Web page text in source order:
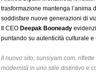
trasformazione mantenga l’anima
soddisfare nuove generazioni di
Il CEO Deepak Booneady
puntando su autenticità culturale
Il nuovo sito, sunsiyam.com,
modernità in uno stile distintivo e